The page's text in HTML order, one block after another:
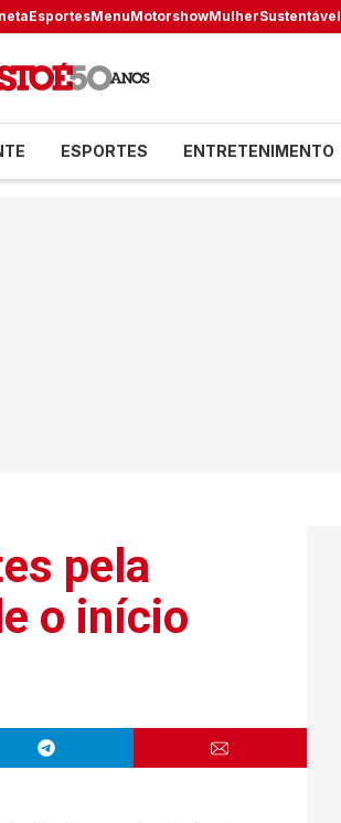
EsportesMenuMotorshowMulherSustentável
ESPORTES ENTRETENIMENTO
pela
o início